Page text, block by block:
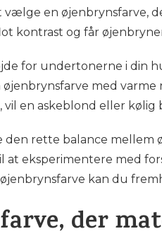
en øjenbrynsfarve,
kontrast og får
for undertonerne i din
med
en askeblond eller
den rette balance
at eksperimentere med
kan du
der